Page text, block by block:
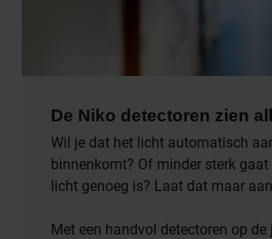
De Niko detectoren zien
Wil je dat het licht automatisch
binnenkomt? Of minder sterk
licht genoeg is? Laat dat maar
Met een handvol detectoren op